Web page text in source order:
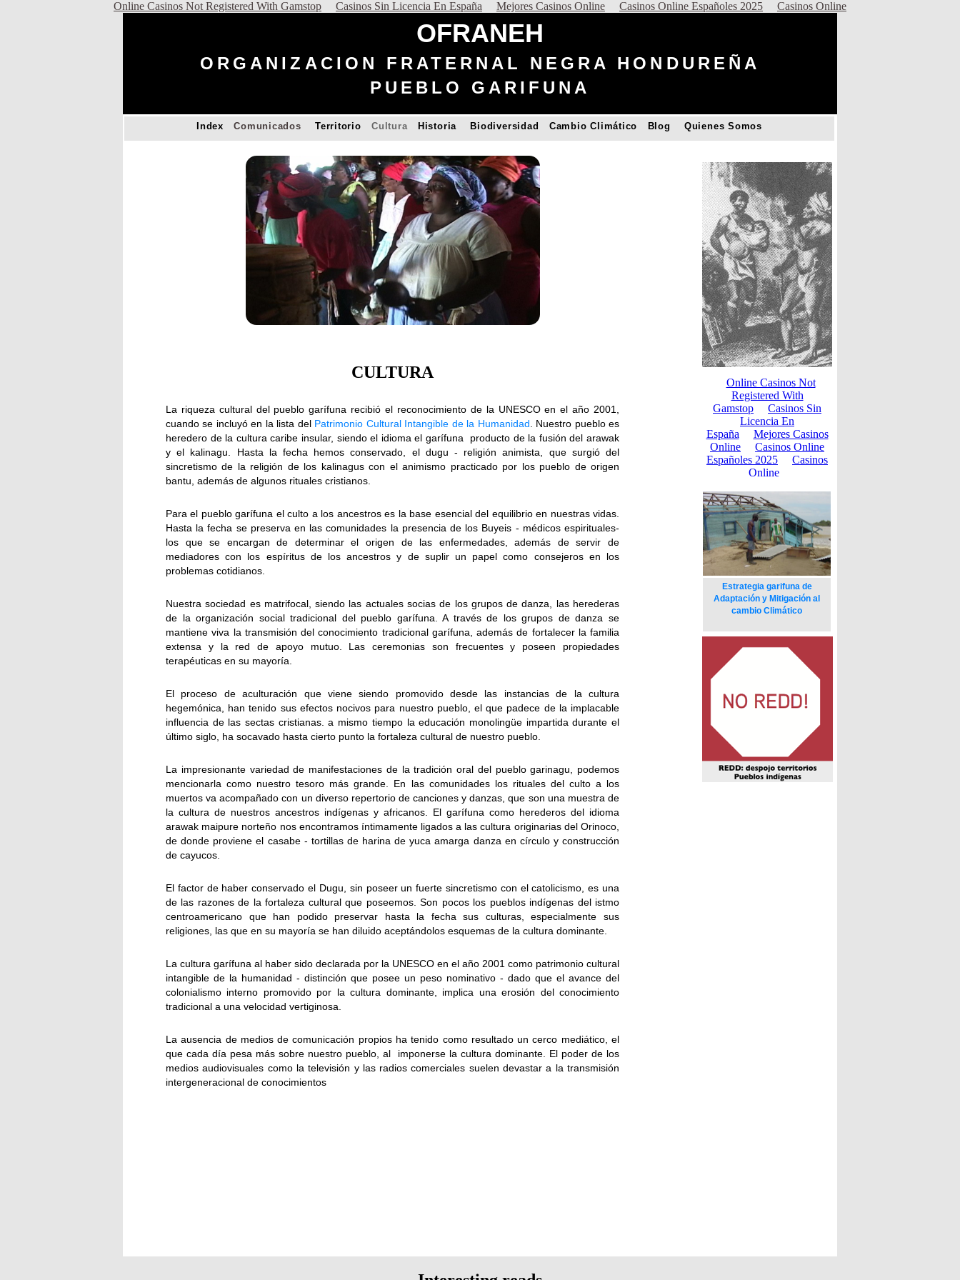
Online Casinos Not Registered With Gamstop Casinos Sin Licencia En España Mejores Casinos Online Casinos Online Españoles 2025 Casinos Online
OFRANEH
ORGANIZACION FRATERNAL NEGRA HONDUREÑA
PUEBLO GARIFUNA
CULTURA
La riqueza cultural del pueblo garífuna recibió el reconocimiento de la UNESCO en el año 2001,
cuando se incluyó en la lista del Patrimonio Cultural Intangible de la Humanidad . Nuestro pueblo es
heredero de la cultura caribe insular, siendo el idioma el garífuna producto de la fusión del arawak
y el kalinagu. Hasta la fecha hemos conservado, el dugu - religión animista, que surgió del
sincretismo de la religión de los kalinagus con el animismo practicado por los pueblo de origen
bantu, además de algunos rituales cristianos.
Para el pueblo garífuna el culto a los ancestros es la base esencial del equilibrio en nuestras vidas.
Hasta la fecha se preserva en las comunidades la presencia de los Buyeis - médicos espirituales-
los que se encargan de determinar el origen de las enfermedades, además de servir de
mediadores con los espíritus de los ancestros y de suplir un papel como consejeros en los
problemas cotidianos.
Nuestra sociedad es matrifocal, siendo las actuales socias de los grupos de danza, las herederas
de la organización social tradicional del pueblo garífuna. A través de los grupos de danza se
mantiene viva la transmisión del conocimiento tradicional garífuna, además de fortalecer la familia
extensa y la red de apoyo mutuo. Las ceremonias son frecuentes y poseen propiedades
terapéuticas en su mayoría.
El proceso de aculturación que viene siendo promovido desde las instancias de la cultura
hegemónica, han tenido sus efectos nocivos para nuestro pueblo, el que padece de la implacable
influencia de las sectas cristianas. a mismo tiempo la educación monolingüe impartida durante el
último siglo, ha socavado hasta cierto punto la fortaleza cultural de nuestro pueblo.
La impresionante variedad de manifestaciones de la tradición oral del pueblo garinagu, podemos
mencionarla como nuestro tesoro más grande. En las comunidades los rituales del culto a los
muertos va acompañado con un diverso repertorio de canciones y danzas, que son una muestra de
la cultura de nuestros ancestros indígenas y africanos. El garífuna como herederos del idioma
arawak maipure norteño nos encontramos íntimamente ligados a las cultura originarias del Orinoco,
de donde proviene el casabe - tortillas de harina de yuca amarga danza en círculo y construcción
de cayucos.
El factor de haber conservado el Dugu, sin poseer un fuerte sincretismo con el catolicismo, es una
de las razones de la fortaleza cultural que poseemos. Son pocos los pueblos indígenas del istmo
centroamericano que han podido preservar hasta la fecha sus culturas, especialmente sus
religiones, las que en su mayoría se han diluido aceptándolos esquemas de la cultura dominante.
La cultura garífuna al haber sido declarada por la UNESCO en el año 2001 como patrimonio cultural
intangible de la humanidad - distinción que posee un peso nominativo - dado que el avance del
colonialismo interno promovido por la cultura dominante, implica una erosión del conocimiento
tradicional a una velocidad vertiginosa.
La ausencia de medios de comunicación propios ha tenido como resultado un cerco mediático, el
que cada día pesa más sobre nuestro pueblo, al imponerse la cultura dominante. El poder de los
medios audiovisuales como la televisión y las radios comerciales suelen devastar a la transmisión
intergeneracional de conocimientos
Estrategia garifuna de
Adaptación y Mitigación al
cambio Climático
Index Comunicados Territorio Cultura Historia Biodiversidad Cambio Climático Blog Quienes Somos